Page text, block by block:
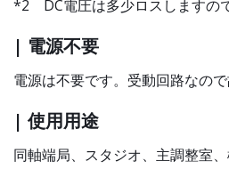
*2 DC電圧は多少ロスしますの
| 電源不要
電源は不要です。受動回路なので
| 使用用途
同軸端局、スタジオ、主調整室、